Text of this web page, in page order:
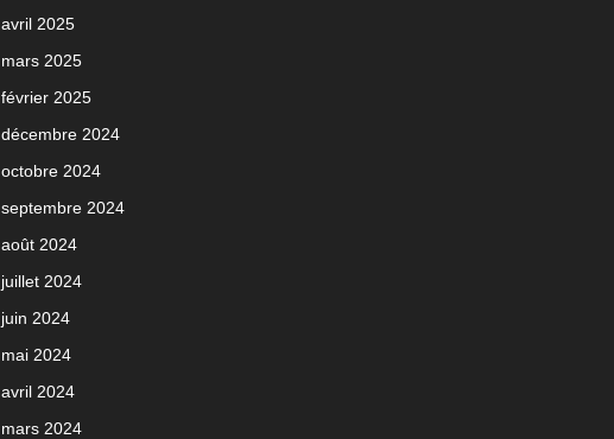
avril 2025
mars 2025
février 2025
décembre 2024
octobre 2024
septembre 2024
août 2024
juillet 2024
juin 2024
mai 2024
avril 2024
mars 2024